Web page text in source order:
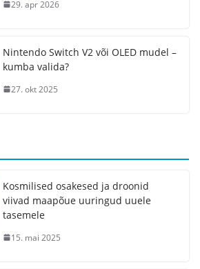
29. apr 2026
Nintendo Switch V2 või OLED mudel –
kumba valida?
27. okt 2025
Kosmilised osakesed ja droonid
viivad maapõue uuringud uuele
tasemele
15. mai 2025